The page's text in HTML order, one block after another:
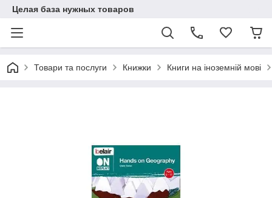
Целая база нужных товаров
Товари та послуги Книжки Книги на іноземній мові